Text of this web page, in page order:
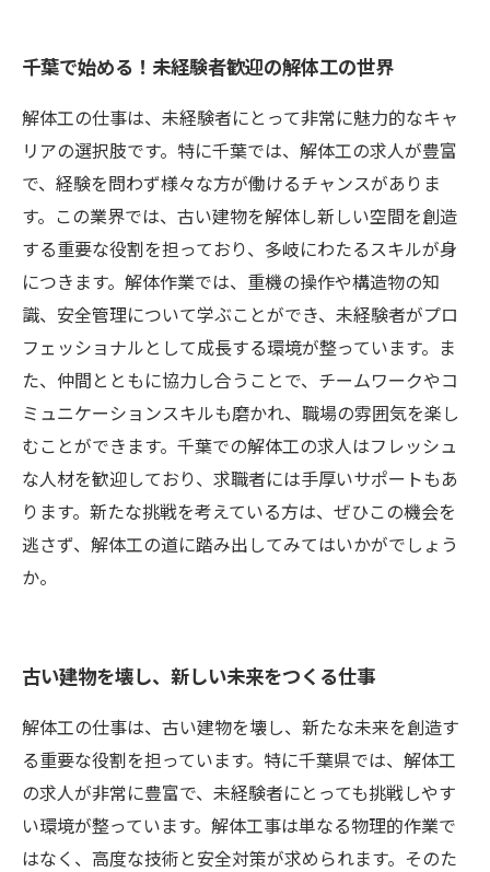
千葉の解体工求人情報をチェック！あなたの夢
がここにある
新たなキャリアに向けて、勇気を持って挑戦し
よう
千葉で始める！未経験者歓迎の解体工の世界
解体工の仕事は、未経験者にとって非常に魅力的なキャ
リアの選択肢です。特に千葉では、解体工の求人が豊富
で、経験を問わず様々な方が働けるチャンスがありま
す。この業界では、古い建物を解体し新しい空間を創造
する重要な役割を担っており、多岐にわたるスキルが身
につきます。解体作業では、重機の操作や構造物の知
識、安全管理について学ぶことができ、未経験者がプロ
フェッショナルとして成長する環境が整っています。ま
た、仲間とともに協力し合うことで、チームワークやコ
ミュニケーションスキルも磨かれ、職場の雰囲気を楽し
むことができます。千葉での解体工の求人はフレッシュ
な人材を歓迎しており、求職者には手厚いサポートもあ
ります。新たな挑戦を考えている方は、ぜひこの機会を
逃さず、解体工の道に踏み出してみてはいかがでしょう
か。
古い建物を壊し、新しい未来をつくる仕事
解体工の仕事は、古い建物を壊し、新たな未来を創造す
る重要な役割を担っています。特に千葉県では、解体工
の求人が非常に豊富で、未経験者にとっても挑戦しやす
い環境が整っています。解体工事は単なる物理的作業で
はなく、高度な技術と安全対策が求められます。そのた